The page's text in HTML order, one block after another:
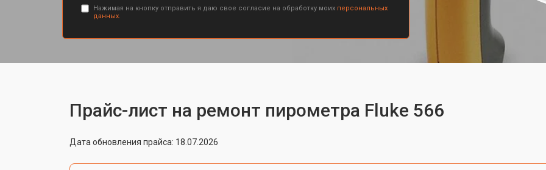
Нажимая на кнопку отправить я даю свое согласие на обработку моих персональных
данных.
Прайс-лист на ремонт пирометра Fluke 566
Дата обновления прайса: 18.07.2026